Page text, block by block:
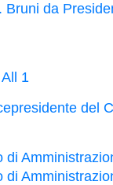
da
1
del
di
di